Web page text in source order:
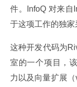
件。InfoQ 对来自
于这项工作的独家
这种开发代码为
室的一个项目，
力以及向量扩展